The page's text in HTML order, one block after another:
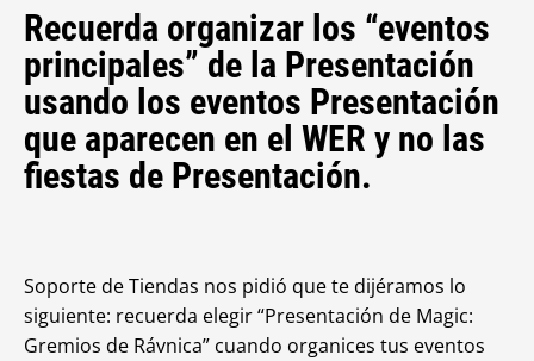
Recuerda organizar los “eventos
principales” de la Presentación
usando los eventos Presentación
que aparecen en el WER y no las
fiestas de Presentación.
Soporte de Tiendas nos pidió que te dijéramos lo
siguiente: recuerda elegir “Presentación de Magic:
Gremios de Rávnica” cuando organices tus eventos